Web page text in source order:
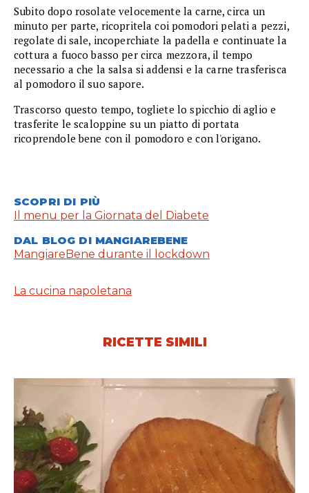
Subito dopo rosolate velocemente la carne, circa un
minuto per parte, ricopritela coi pomodori pelati a pezzi,
regolate di sale, incoperchiate la padella e continuate la
cottura a fuoco basso per circa mezzora, il tempo
necessario a che la salsa si addensi e la carne trasferisca
al pomodoro il suo sapore.
Trascorso questo tempo, togliete lo spicchio di aglio e
trasferite le scaloppine su un piatto di portata
ricoprendole bene con il pomodoro e con l'origano.
SCOPRI DI PIÙ
Il menu per la Giornata del Diabete
DAL BLOG DI MANGIAREBENE
MangiareBene durante il lockdown
La cucina napoletana
RICETTE SIMILI